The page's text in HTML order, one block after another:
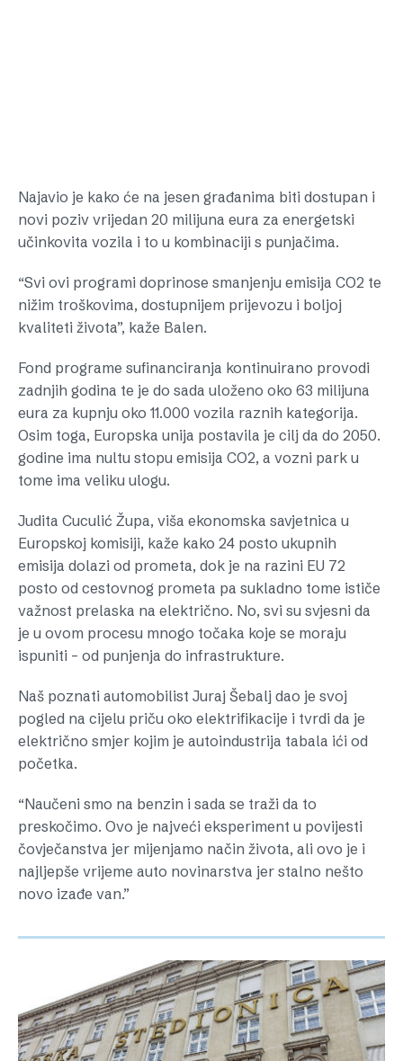
Najavio je kako će na jesen građanima biti dostupan i
novi poziv vrijedan 20 milijuna eura za energetski
učinkovita vozila i to u kombinaciji s punjačima.
“Svi ovi programi doprinose smanjenju emisija CO2 te
nižim troškovima, dostupnijem prijevozu i boljoj
kvaliteti života”, kaže Balen.
Fond programe sufinanciranja kontinuirano provodi
zadnjih godina te je do sada uloženo oko 63 milijuna
eura za kupnju oko 11.000 vozila raznih kategorija.
Osim toga, Europska unija postavila je cilj da do 2050.
godine ima nultu stopu emisija CO2, a vozni park u
tome ima veliku ulogu.
Judita Cuculić Župa, viša ekonomska savjetnica u
Europskoj komisiji, kaže kako 24 posto ukupnih
emisija dolazi od prometa, dok je na razini EU 72
posto od cestovnog prometa pa sukladno tome ističe
važnost prelaska na električno. No, svi su svjesni da
je u ovom procesu mnogo točaka koje se moraju
ispuniti – od punjenja do infrastrukture.
Naš poznati automobilist Juraj Šebalj dao je svoj
pogled na cijelu priču oko elektrifikacije i tvrdi da je
električno smjer kojim je autoindustrija tabala ići od
početka.
“Naučeni smo na benzin i sada se traži da to
preskočimo. Ovo je najveći eksperiment u povijesti
čovječanstva jer mijenjamo način života, ali ovo je i
najljepše vrijeme auto novinarstva jer stalno nešto
novo izađe van.”